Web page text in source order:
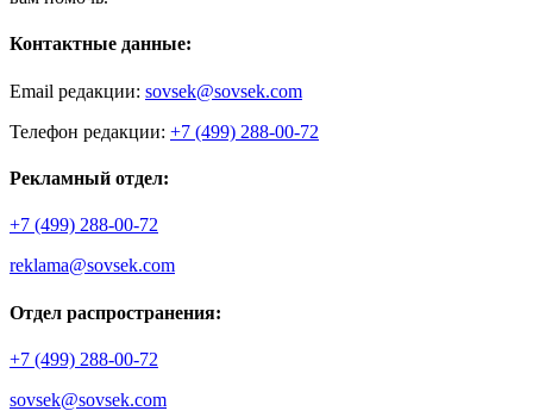
Контактные данные:
Email редакции: sovsek@sovsek.com
Телефон редакции: +7 (499) 288-00-72
Рекламный отдел:
+7 (499) 288-00-72
reklama@sovsek.com
Отдел распространения:
+7 (499) 288-00-72
sovsek@sovsek.com